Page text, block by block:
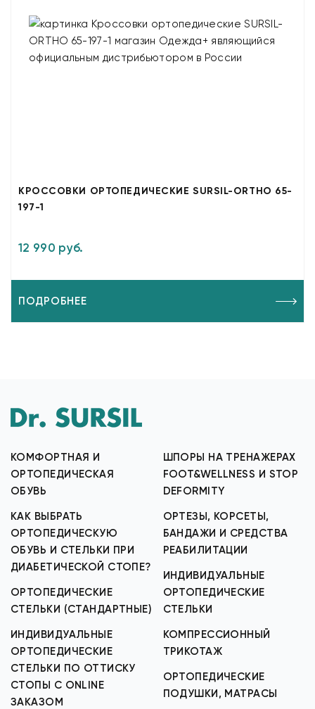
КРОССОВКИ ОРТОПЕДИЧЕСКИЕ SURSIL-ORTHO 65-
197-1
12 990 руб.
ПОДРОБНЕЕ
КОМФОРТНАЯ И
ОРТОПЕДИЧЕСКАЯ
ОБУВЬ
КАК ВЫБРАТЬ
ОРТОПЕДИЧЕСКУЮ
ОБУВЬ И СТЕЛЬКИ ПРИ
ДИАБЕТИЧЕСКОЙ СТОПЕ?
ОРТОПЕДИЧЕСКИЕ
СТЕЛЬКИ (СТАНДАРТНЫЕ)
ИНДИВИДУАЛЬНЫЕ
ОРТОПЕДИЧЕСКИЕ
СТЕЛЬКИ ПО ОТТИСКУ
СТОПЫ С ONLINE
ЗАКАЗОМ
ШПОРЫ НА ТРЕНАЖЕРАХ
FOOT&WELLNESS И STOP
DEFORMITY
ОРТЕЗЫ, КОРСЕТЫ,
БАНДАЖИ И СРЕДСТВА
РЕАБИЛИТАЦИИ
ИНДИВИДУАЛЬНЫЕ
ОРТОПЕДИЧЕСКИЕ
СТЕЛЬКИ
КОМПРЕССИОННЫЙ
ТРИКОТАЖ
ОРТОПЕДИЧЕСКИЕ
ПОДУШКИ, МАТРАСЫ